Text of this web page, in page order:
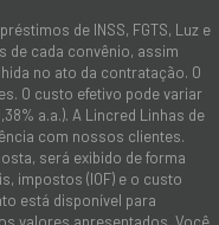
de INSS, FGTS, Luz e
de cada convênio, assim
no ato da contratação. O
O custo efetivo pode variar
a.a.). A Lincred Linhas de
com nossos clientes.
será exibido de forma
impostos (IOF) e o custo
está disponível para